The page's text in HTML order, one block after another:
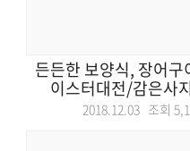
든든한 보양식, 장어
이스터대전/감은사
2018.12.03 조회